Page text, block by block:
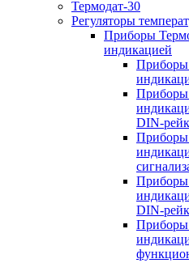
Термодат-30
Регуляторы
Приборы
индикацией
Приборы
Приборы
DIN-
Приборы
Приборы
DIN-
Приборы